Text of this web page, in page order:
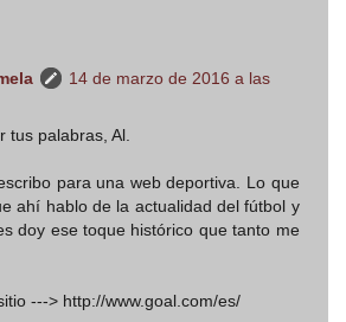
14 de marzo de 2016 a las
tus palabras, Al.
para una web deportiva. Lo que
ahí hablo de la actualidad del fútbol y
doy ese toque histórico que tanto me
---> http://www.goal.com/es/